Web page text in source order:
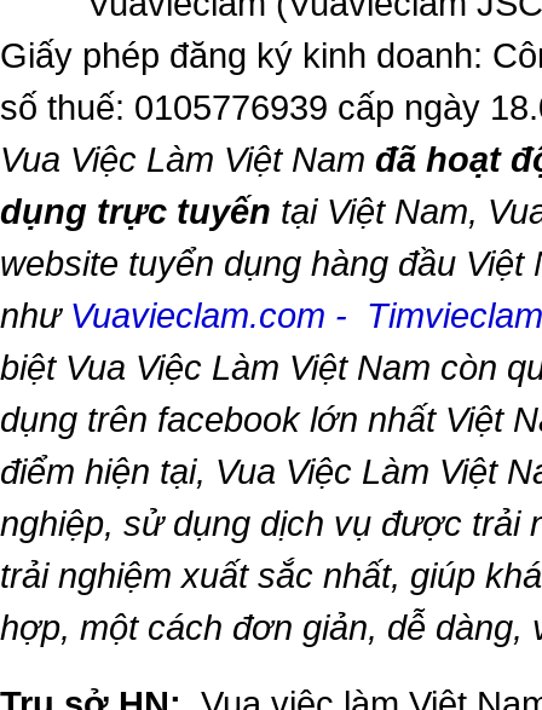
Giấy phép đăng ký kinh doanh:
số thuế: 0105776939 cấp ngày
Vua Việc Làm Việt Nam đã hoạt
dụng trực tuyến tại Việt Nam,
website tuyển dụng hàng đầu Việt
như Vuavieclam.com -
biệt Vua Việc Làm Việt Nam còn
dụng trên facebook lớn nhất Việt
điểm hiện tại, Vua Việc Làm Việt
nghiệp, sử dụng dịch vụ được trải
trải nghiệm xuất sắc nhất, giúp
hợp, một cách đơn giản, dễ dàng,